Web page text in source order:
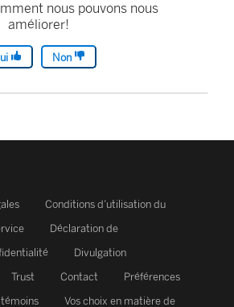
’
n
n
e
nous pouvons nous
améliorer!
Non
Conditions d’utilisation du
Déclaration de
Divulgation
Trust Contact
Préférences
Vos choix en matière de